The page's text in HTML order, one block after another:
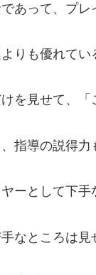
あって、プレ
りも優れてい
を見せて、「
指導の説得力
ーとして下手
なところは見